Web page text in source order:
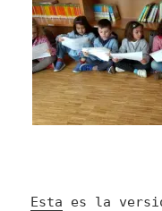
Esta es la